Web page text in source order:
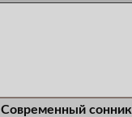
Современный сонник